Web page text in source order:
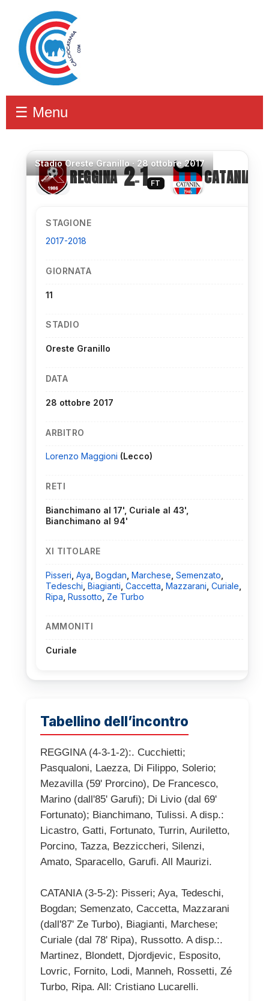
☰ Menu
StadioOreste Granillo ·28 ottobre 2017
REGGINA 2–1 FT CATANIA
STAGIONE
2017-2018
GIORNATA
11
STADIO
Oreste Granillo
DATA
28 ottobre 2017
ARBITRO
Lorenzo Maggioni (Lecco)
RETI
Bianchimano al 17', Curiale al 43',
Bianchimano al 94'
XI TITOLARE
Pisseri Aya Bogdan Marchese Semenzato
Tedeschi Biagianti Caccetta Mazzarani Curiale
Ripa Russotto Ze Turbo
AMMONITI
Curiale
Tabellino dell’incontro
REGGINA (4-3-1-2):. Cucchietti;
Pasqualoni, Laezza, Di Filippo, Solerio;
Mezavilla (59' Prorcino), De Francesco,
Marino (dall'85' Garufi); Di Livio (dal 69'
Fortunato); Bianchimano, Tulissi. A disp.:
Licastro, Gatti, Fortunato, Turrin, Auriletto,
Porcino, Tazza, Bezziccheri, Silenzi,
Amato, Sparacello, Garufi. All Maurizi.
CATANIA (3-5-2): Pisseri; Aya, Tedeschi,
Bogdan; Semenzato, Caccetta, Mazzarani
(dall'87' Ze Turbo), Biagianti, Marchese;
Curiale (dal 78' Ripa), Russotto. A disp.:.
Martinez, Blondett, Djordjevic, Esposito,
Lovric, Fornito, Lodi, Manneh, Rossetti, Zé
Turbo, Ripa. All: Cristiano Lucarelli.